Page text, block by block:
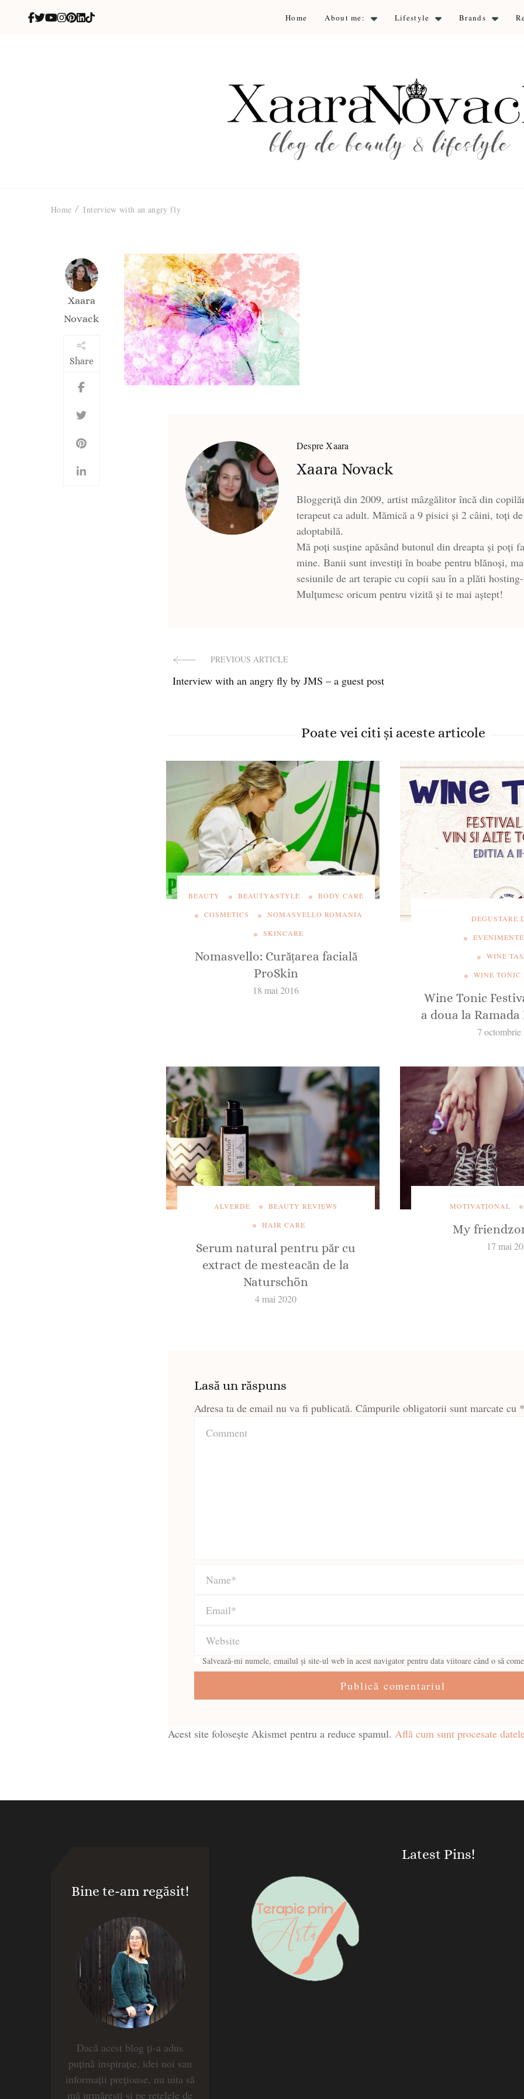
Home About me: Lifestyle Brands
Home Interview with an angry fly
Xaara
Novack
Share
Despre Xaara
Xaara Novack
Bloggeriță din 2009, artist mâzgălitor încă din
terapeut ca adult. Mămică a 9 pisici și 2 câini, toți
adoptabilă.
Mă poți susține apăsând butonul din dreapta și poți
mine. Banii sunt investiți în boabe pentru blănoși,
sesiunile de art terapie cu copii sau în a plăti
Mulțumesc oricum pentru vizită și te mai aștept!
PostPREVIOUS ARTICLE
Interview with an angry fly by JMS – a guest post
Poate vei citi și aceste articole
BEAUTY BEAUTY&STYLE
BODY CARE
COSMETICS
NOMASVELLO ROMANIA
SKINCARE
Nomasvello: Curățarea facială
ProSkin
18 mai 2016
DEGUSTARE
WINE
WINE TONIC
Wine Tonic
a doua la
7 octombrie
ALVERDE
BEAUTY REVIEWS
HAIR CARE
Serum natural pentru păr cu
extract de mesteacăn de la
Naturschӧn
4 mai 2020
MOTIVATIONAL
My
17 mai
Lasă un răspuns
Adresa ta de email nu va fi publicată. Câmpurile obligatorii sunt marcate cu *
Salvează-mi numele, emailul și site-ul web în acest navigator pentru data viitoare când o să
Acest site folosește Akismet pentru a reduce spamul. Află cum sunt procesate
Bine te-am regăsit!
Dacă acest blog ți-a adus
puțină inspirație, idei noi sau
informații prețioase, nu uita să
mă urmărești și pe rețelele de
Latest Pins!